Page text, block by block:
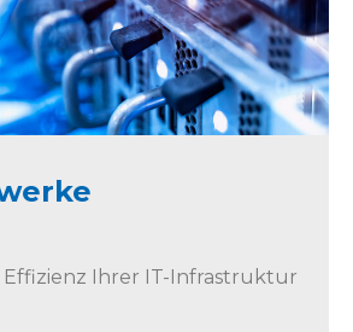
Effizienz Ihrer IT-Infrastruktur